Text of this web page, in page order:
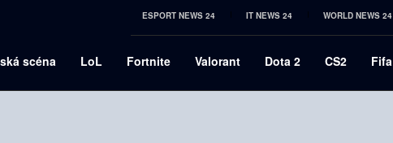
ESPORT NEWS 24 IT NEWS 24 WORLD NEWS 24
scéna LoL Fortnite Valorant Dota 2 CS2 Fifa